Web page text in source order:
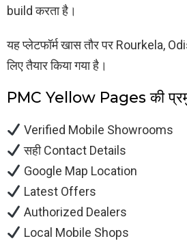
build करता है।
यह प्लेटफॉर्म खास तौर पर Rourkela,
लिए तैयार किया गया है।
PMC Yellow Pages की
Verified Mobile Showrooms
सही Contact Details
Google Map Location
Latest Offers
Authorized Dealers
Local Mobile Shops